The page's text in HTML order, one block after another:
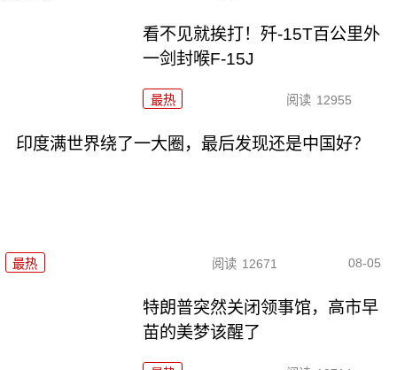
看不见就挨打！歼-15T百公里外
一剑封喉F-15J
最热 阅读 12955
印度满世界绕了一大圈，最后发现还是中国好？
最热 阅读 12671 08-05
特朗普突然关闭领事馆，高市早
苗的美梦该醒了